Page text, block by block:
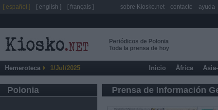
Periódicos de Polonia
Toda la prensa de hoy
Hemeroteca 1/Jul/2025 Inicio África
Polonia Prensa de Información
[ español ] [ english ] [ français ] sobre Kiosko.net contacto ayuda